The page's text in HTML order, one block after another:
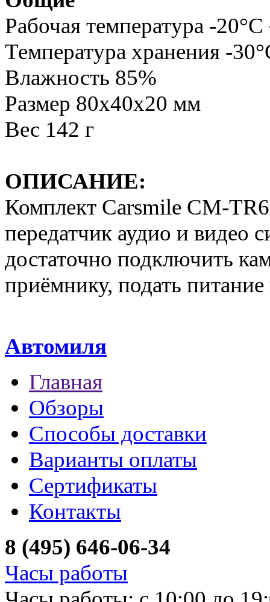
Рабочая температура -
Температура хранения -
Влажность 85%
Размер 80x40x20 мм
Вес 142 г
ОПИСАНИЕ:
Комплект Carsmile CM-
передатчик аудио и видео
достаточно подключить
приёмнику, подать
Автомиля
Главная
Обзоры
Способы доставки
Варианты оплаты
Сертификаты
Контакты
8 (495) 646-06-34
Часы работы